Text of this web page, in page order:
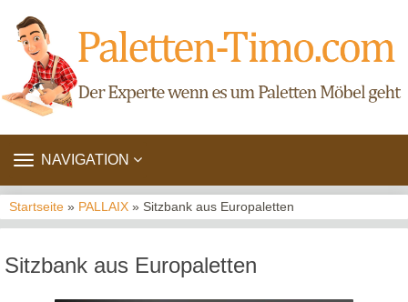
TOGGLE
NAVIGATION
Startseite » PALLAIX » Sitzbank aus Europaletten
Sitzbank aus Europaletten